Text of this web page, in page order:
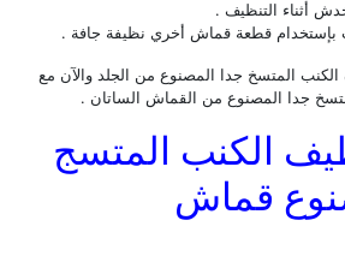
.
قطعة قماش أخري نظيفة جافة .
جدا المصنوع من الجلد والآن مع
من القماش الساتان .
المتسج
قماش